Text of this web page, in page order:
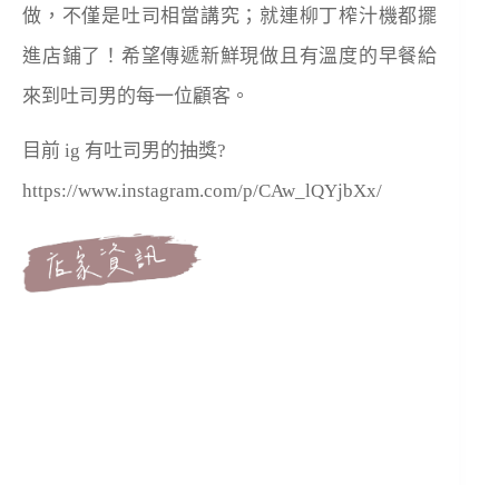
做，不僅是吐司相當講究；就連柳丁榨汁機都擺
進店鋪了！希望傳遞新鮮現做且有溫度的早餐給
來到吐司男的每一位顧客。
目前 ig 有吐司男的抽獎?
https://www.instagram.com/p/CAw_lQYjbXx/